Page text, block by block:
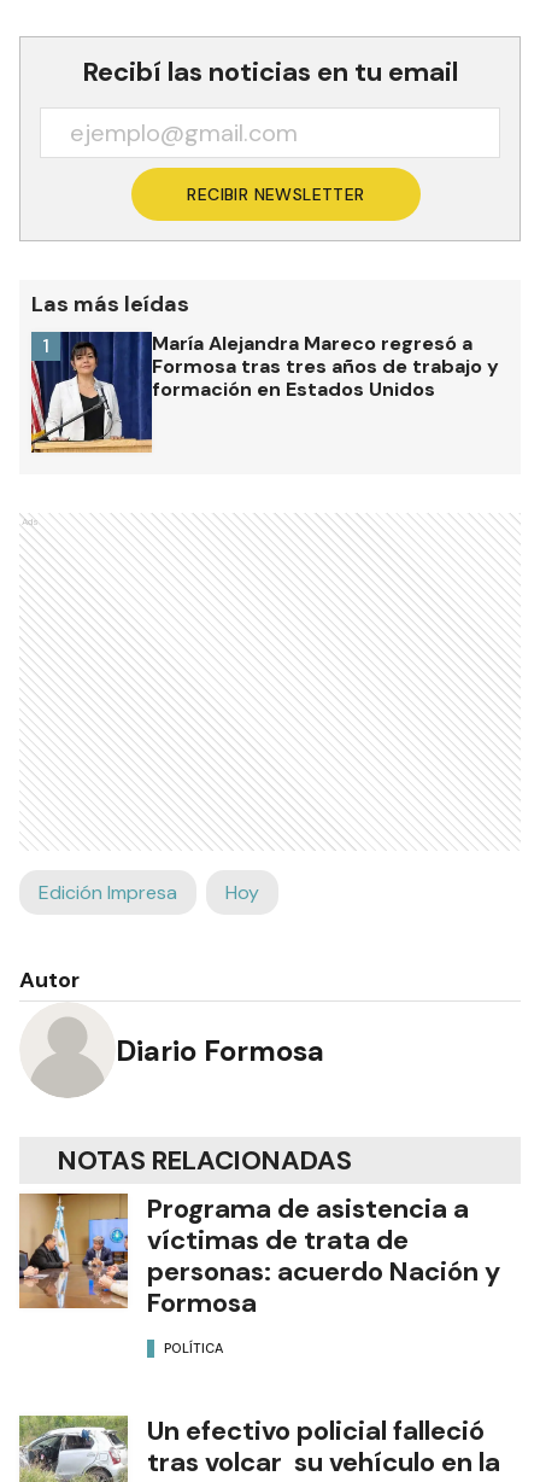
Recibí las noticias en tu email
RECIBIR NEWSLETTER
Las más leídas
María Alejandra Mareco regresó a
Formosa tras tres años de trabajo y
formación en Estados Unidos
1
Ads
Edición Impresa Hoy
Autor
Diario Formosa
NOTAS RELACIONADAS
Programa de asistencia a
víctimas de trata de
personas: acuerdo Nación y
Formosa
POLÍTICA
Un efectivo policial falleció
tras volcar su vehículo en la